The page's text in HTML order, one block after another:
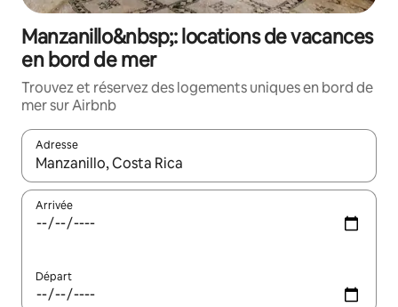
Manzanillo&nbsp;: locations de vacances
en bord de mer
Trouvez et réservez des logements uniques en bord de
mer sur Airbnb
Adresse
Lorsque les résultats s'affichent, utilisez les flèches vers le
Arrivée
Départ